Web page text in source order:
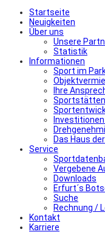
Startseite
Neuigkeiten
Über uns
Unsere
Statistik
Informationen
Sport im
Ihre
Sportstätten
Das Haus
Service
Vergebene
Downloads
Erfurt´s
Suche
Rechnung /
Kontakt
Karriere